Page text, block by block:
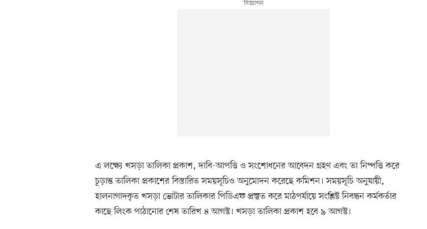
এ লক্ষ্যে খসড়া তালিকা প্রকাশ, দাবি-আপত্তি ও সংশোধনের আবেদন গ্রহণ এবং তা নিষ্পত্তি করে
চূড়ান্ত তালিকা প্রকাশের বিস্তারিত সময়সূচিও অনুমোদন করেছে কমিশন। সময়সূচি অনুযায়ী,
হালনাগাদকৃত খসড়া ভোটার তালিকার পিডিএফ প্রস্তুত করে মাঠপর্যায়ে সংশ্লিষ্ট নিবন্ধন কর্মকর্তার
কাছে লিংক পাঠানোর শেষ তারিখ ৪ আগস্ট। খসড়া তালিকা প্রকাশ হবে ৯ আগস্ট।